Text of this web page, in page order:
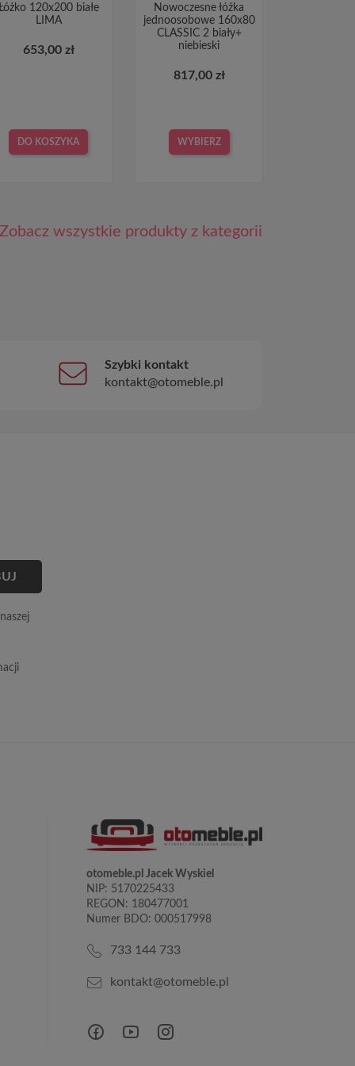
120x200 białe
LIMA
653,00 zł
DO KOSZYKA
Nowoczesne łóżka
jednoosobowe 160x80
CLASSIC 2 biały+
niebieski
817,00 zł
WYBIERZ
Zobacz wszystkie produkty z kategorii
Szybki kontakt
kontakt@otomeble.pl
otomeble.pl Jacek Wyskiel
NIP: 5170225433
REGON: 180477001
Numer BDO: 000517998
733 144 733
kontakt@otomeble.pl